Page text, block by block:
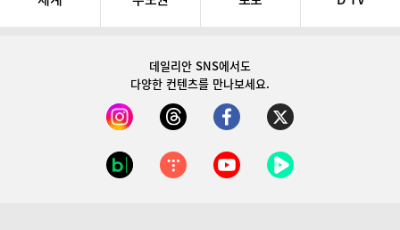
데일리안 SNS에서도
다양한 컨텐츠를 만나보세요.